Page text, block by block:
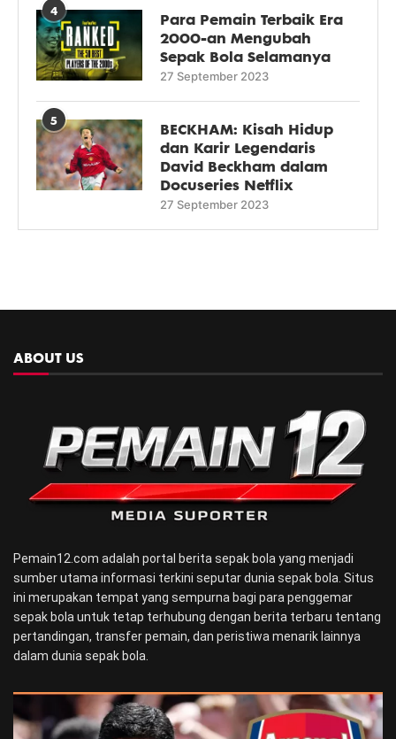
4
Para Pemain Terbaik Era
2000-an Mengubah
Sepak Bola Selamanya
27 September 2023
5
BECKHAM: Kisah Hidup
dan Karir Legendaris
David Beckham dalam
Docuseries Netflix
27 September 2023
ABOUT US
Pemain12.com adalah portal berita sepak bola yang menjadi
sumber utama informasi terkini seputar dunia sepak bola. Situs
ini merupakan tempat yang sempurna bagi para penggemar
sepak bola untuk tetap terhubung dengan berita terbaru tentang
pertandingan, transfer pemain, dan peristiwa menarik lainnya
dalam dunia sepak bola.